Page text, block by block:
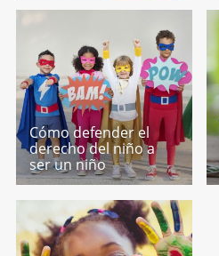
Cómo defender el
derecho del niño a
ser un niño